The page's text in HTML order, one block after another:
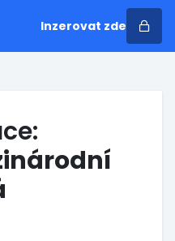
Inzerovat zde